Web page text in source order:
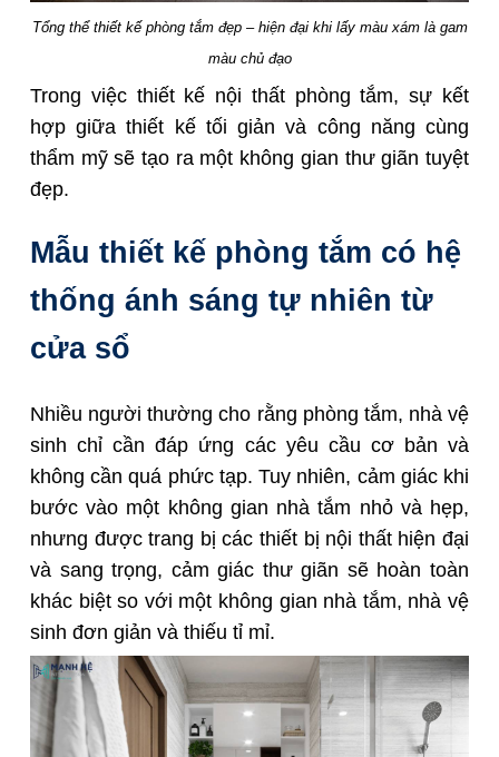
Tổng thể thiết kế phòng tắm đẹp – hiện đại khi lấy màu xám là gam
màu chủ đạo
Trong việc thiết kế nội thất phòng tắm, sự kết
hợp giữa thiết kế tối giản và công năng cùng
thẩm mỹ sẽ tạo ra một không gian thư giãn tuyệt
đẹp.
Mẫu thiết kế phòng tắm có hệ
thống ánh sáng tự nhiên từ
cửa sổ
Nhiều người thường cho rằng phòng tắm, nhà vệ
sinh chỉ cần đáp ứng các yêu cầu cơ bản và
không cần quá phức tạp. Tuy nhiên, cảm giác khi
bước vào một không gian nhà tắm nhỏ và hẹp,
nhưng được trang bị các thiết bị nội thất hiện đại
và sang trọng, cảm giác thư giãn sẽ hoàn toàn
khác biệt so với một không gian nhà tắm, nhà vệ
sinh đơn giản và thiếu tỉ mỉ.